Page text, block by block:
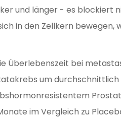
und länger - es blockiert
in den Zellkern bewegen,
Überlebenszeit bei
um durchschnittlich
im Vergleich zu